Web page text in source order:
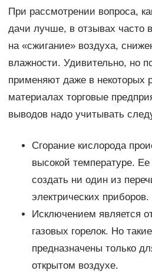
При рассмотрении вопроса,
дачи лучше, в отзывах часто
на «сжигание» воздуха,
влажности. Удивительно, но
применяют даже в некоторых
материалах торговые
выводов надо учитывать
Сгорание кислорода
высокой температуре.
создать ни один из
электрических приборов.
Исключением является
газовых горелок. Но
предназначены только
открытом воздухе.